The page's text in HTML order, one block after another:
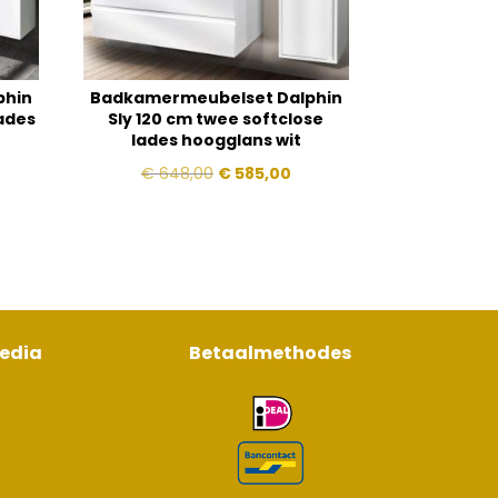
Badkamermeubelset Dalphin
Sly 120 cm twee softclose
lades hoogglans wit
€648,00 Oorspronkelijke
€585,00Huidige
Betaalmethodes